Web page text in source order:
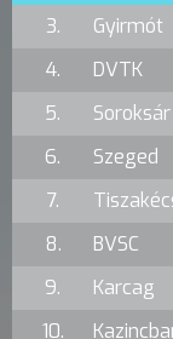
3.
Gyirmót
4.
DVTK
5.
Soroksár
6.
Szeged
7.
8.
BVSC
9.
Karcag
10.